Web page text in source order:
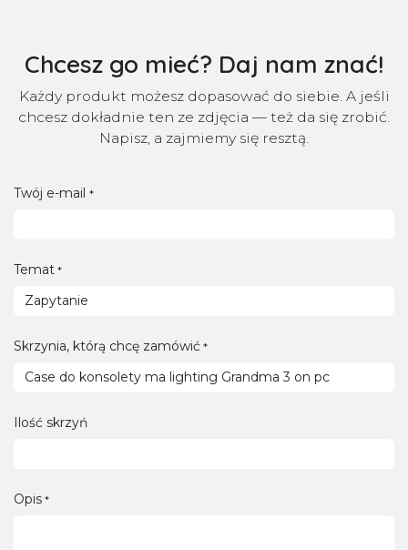
Chcesz go mieć? Daj nam znać!
Każdy produkt możesz dopasować do siebie. A jeśli
chcesz dokładnie ten ze zdjęcia — też da się zrobić.
Napisz, a zajmiemy się resztą.
Twój e-mail *
Temat *
Skrzynia, którą chcę zamówić *
Ilość skrzyń
Opis *